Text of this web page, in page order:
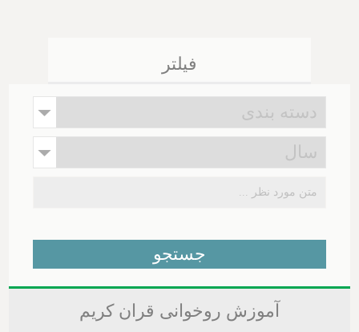
فیلتر
آموزش روخوانی قران کریم